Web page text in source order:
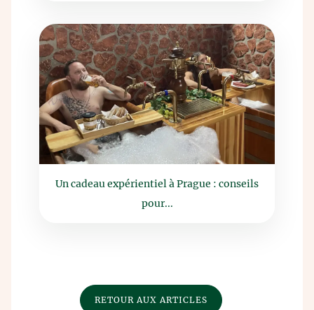
Un cadeau expérientiel à Prague : conseils
pour...
RETOUR AUX ARTICLES